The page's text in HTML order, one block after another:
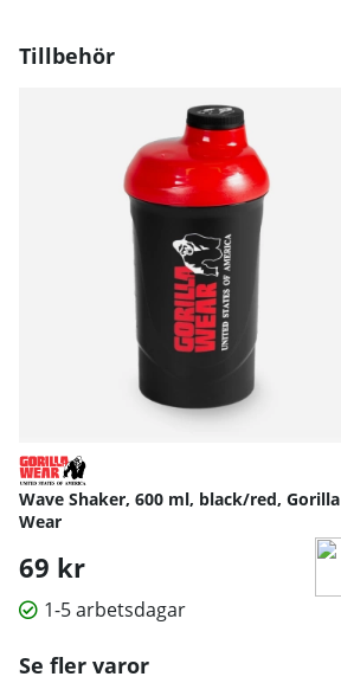
Tillbehör
Wave Shaker, 600 ml, black/red, Gorilla
Wear
69 kr
1-5 arbetsdagar
Se fler varor